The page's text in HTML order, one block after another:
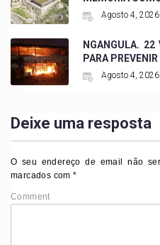
Agosto 4, 2026
NGANGULA. 22
PARA
Agosto 4, 2026
Deixe uma resposta
O seu endereço de email não
marcados com*
Comment